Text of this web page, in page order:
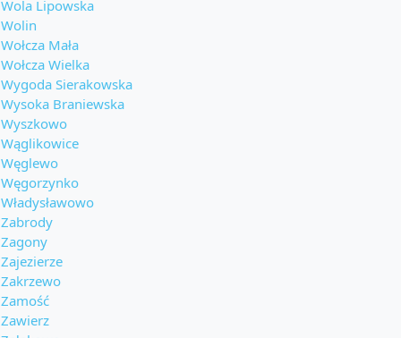
Wola Lipowska
Wolin
Wołcza Mała
Wołcza Wielka
Wygoda Sierakowska
Wysoka Braniewska
Wyszkowo
Wąglikowice
Węglewo
Węgorzynko
Władysławowo
Zabrody
Zagony
Zajezierze
Zakrzewo
Zamość
Zawierz